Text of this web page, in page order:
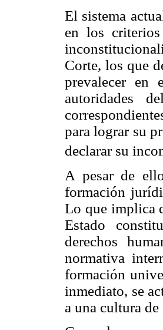
El sistema
en los
Corte, los que
prevalecer en
autoridades
para lograr su
declarar su
A pesar de
formación
Lo que implica
Estado
derechos
normativa
formación
inmediato, se
a una cultura